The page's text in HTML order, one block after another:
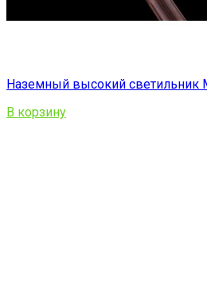
Наземный высокий светильник
В корзину